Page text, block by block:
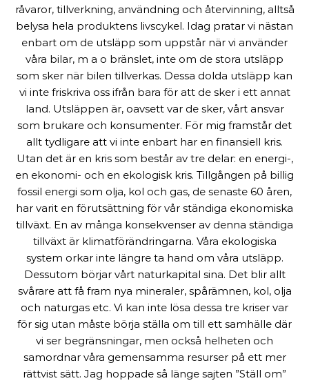
råvaror, tillverkning, användning och återvinning, alltså
belysa hela produktens livscykel. Idag pratar vi nästan
enbart om de utsläpp som uppstår när vi använder
våra bilar, m a o bränslet, inte om de stora utsläpp
som sker när bilen tillverkas. Dessa dolda utsläpp kan
vi inte friskriva oss ifrån bara för att de sker i ett annat
land. Utsläppen är, oavsett var de sker, vårt ansvar
som brukare och konsumenter. För mig framstår det
allt tydligare att vi inte enbart har en finansiell kris.
Utan det är en kris som består av tre delar: en energi-,
en ekonomi- och en ekologisk kris. Tillgången på billig
fossil energi som olja, kol och gas, de senaste 60 åren,
har varit en förutsättning för vår ständiga ekonomiska
tillväxt. En av många konsekvenser av denna ständiga
tillväxt är klimatförändringarna. Våra ekologiska
system orkar inte längre ta hand om våra utsläpp.
Dessutom börjar vårt naturkapital sina. Det blir allt
svårare att få fram nya mineraler, spårämnen, kol, olja
och naturgas etc. Vi kan inte lösa dessa tre kriser var
för sig utan måste börja ställa om till ett samhälle där
vi ser begränsningar, men också helheten och
samordnar våra gemensamma resurser på ett mer
rättvist sätt. Jag hoppade så länge sajten ”Ställ om”